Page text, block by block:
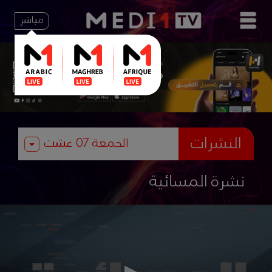
مباشر
النشرات
نشرة المسائية